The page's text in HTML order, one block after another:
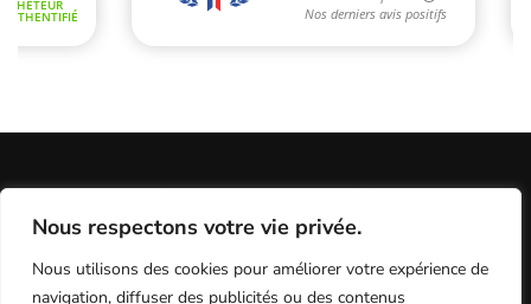
Nous respectons votre vie privée.
Nous utilisons des cookies pour améliorer votre expérience de
navigation, diffuser des publicités ou des contenus
Informations Légales
Conditions Générales de Vente
Politique de Confidentialité / Cookies / RGP
Programme fidélité
Contact